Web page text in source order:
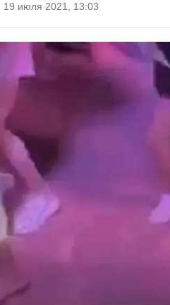
19 июля 2021, 13:03